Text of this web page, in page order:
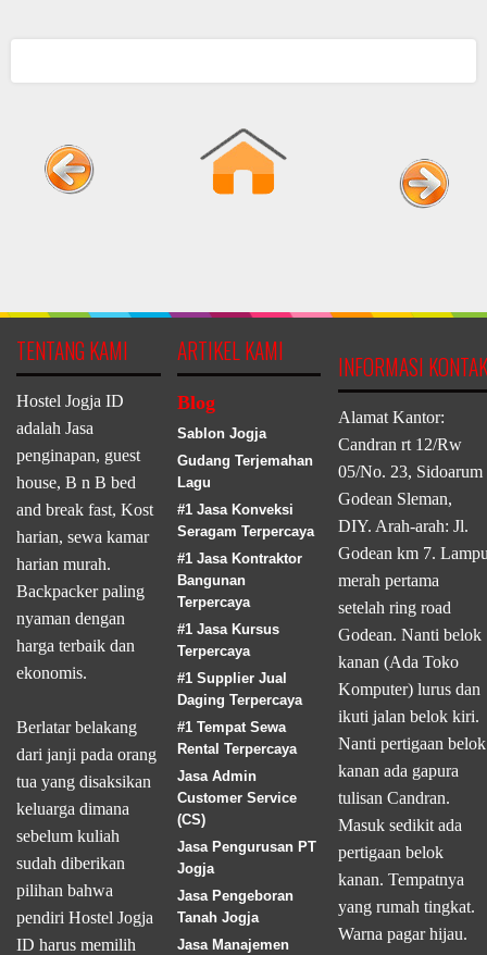
TENTANG KAMI
Hostel Jogja ID
adalah Jasa
penginapan, guest
house, B n B bed
and break fast, Kost
harian, sewa kamar
harian murah.
Backpacker paling
nyaman dengan
harga terbaik dan
ekonomis.
Berlatar belakang
dari janji pada orang
tua yang disaksikan
keluarga dimana
sebelum kuliah
sudah diberikan
pilihan bahwa
pendiri Hostel Jogja
ID harus memilih
ARTIKEL KAMI
Blog
Sablon Jogja
Gudang Terjemahan
Lagu
#1 Jasa Konveksi
Seragam Terpercaya
#1 Jasa Kontraktor
Bangunan
Terpercaya
#1 Jasa Kursus
Terpercaya
#1 Supplier Jual
Daging Terpercaya
#1 Tempat Sewa
Rental Terpercaya
Jasa Admin
Customer Service
(CS)
Jasa Pengurusan PT
Jogja
Jasa Pengeboran
Tanah Jogja
Jasa Manajemen
INFORMASI KONTAK
Alamat Kantor:
Candran rt 12/Rw
05/No. 23, Sidoarum
Godean Sleman,
DIY. Arah-arah: Jl.
Godean km 7.
merah pertama
setelah ring road
Godean. Nanti belok
kanan (Ada Toko
Komputer) lurus dan
ikuti jalan belok kiri.
Nanti pertigaan belok
kanan ada gapura
tulisan Candran.
Masuk sedikit ada
pertigaan belok
kanan. Tempatnya
yang rumah tingkat.
Warna pagar hijau.